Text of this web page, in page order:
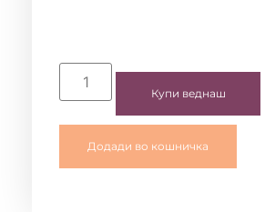
Купи веднаш
Додади во кошничка